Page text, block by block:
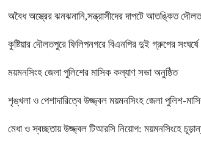
অবৈধ অস্ত্রের ঝনঝনানি,সন্ত্রাসীদের দাপটে আতঙ্কিত
কুষ্টিয়ার দৌলতপুরে ফিলিপনগরে বিএনপির দুই গ্রুপের
ময়মনসিংহ জেলা পুলিশের মাসিক কল্যাণ সভা অনুষ্ঠিত
শৃঙ্খলা ও পেশাদারিত্বে উজ্জ্বল ময়মনসিংহ জেলা পুলিশ-
মেধা ও স্বচ্ছতায় উজ্জ্বল টিআরসি নিয়োগ: ময়মনসিংহে